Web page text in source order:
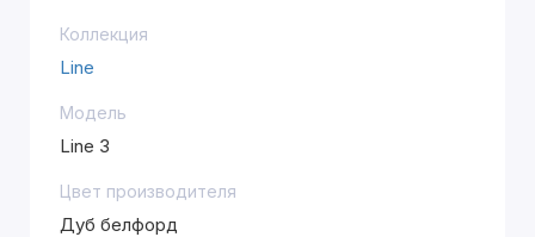
Коллекция
Line
Модель
Line 3
Цвет производителя
Дуб белфорд